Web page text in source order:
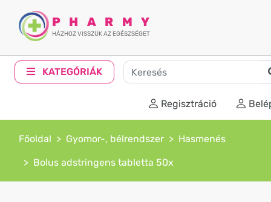
PHARMY
HÁZHOZ VISSZÜK AZ EGÉSZSÉGET
KATEGÓRIÁK
Regisztráció
Főoldal Gyomor-, bélrendszer Hasmenés
Bolus adstringens tabletta 50x